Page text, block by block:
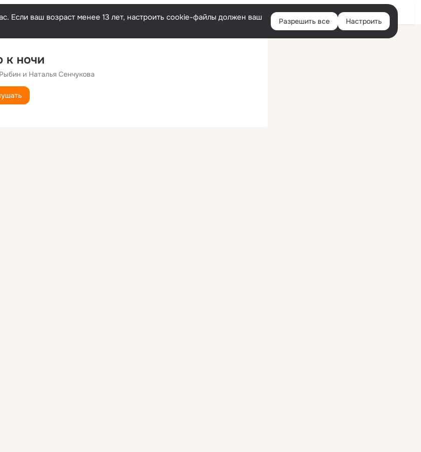
Войти
Если ваш возраст менее 13 лет, настроить cookie-файлы должен ваш
Разрешить все Настроить
к ночи
и Наталья Сенчукова